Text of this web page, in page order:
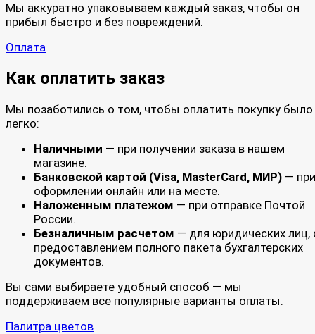
Мы аккуратно упаковываем каждый заказ, чтобы он
прибыл быстро и без повреждений.
Оплата
Как оплатить заказ
Мы позаботились о том, чтобы оплатить покупку было
легко:
Наличными — при получении заказа в нашем
магазине.
Банковской картой (Visa, MasterCard, МИР) — при
оформлении онлайн или на месте.
Наложенным платежом — при отправке Почтой
России.
Безналичным расчетом — для юридических лиц,
предоставлением полного пакета бухгалтерских
документов.
Вы сами выбираете удобный способ — мы
поддерживаем все популярные варианты оплаты.
Палитра цветов